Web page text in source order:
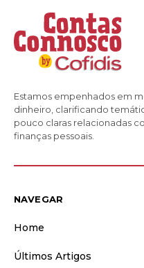
Estamos empenhados em
dinheiro, clarificando
pouco claras relacionadas
finanças pessoais.
NAVEGAR
Home
Últimos Artigos